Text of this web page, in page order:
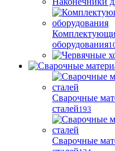
оборудования
Сварочные
сталей193
Сварочные